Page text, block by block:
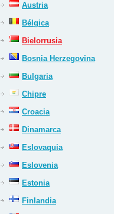
Austria
Bélgica
Bielorrusia
Bosnia Herzegovina
Bulgaria
Chipre
Croacia
Dinamarca
Eslovaquia
Eslovenia
Estonia
Finlandia